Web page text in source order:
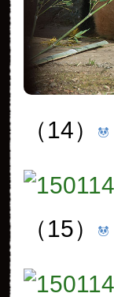
（14）
（15）